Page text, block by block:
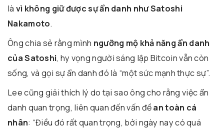
là vì không giữ được sự ẩn danh như Satoshi
Nakamoto.
Ông chia sẻ rằng mình ngưỡng mộ khả năng ẩn danh
của Satoshi, hy vọng người sáng lập Bitcoin vẫn còn
sống, và gọi sự ẩn danh đó là “một sức mạnh thực sự”.
Lee cũng giải thích lý do tại sao ông cho rằng việc ẩn
danh quan trọng, liên quan đến vấn đềan toàn cá
nhân: “Điều đó rất quan trọng, bởi ngày nay có quá